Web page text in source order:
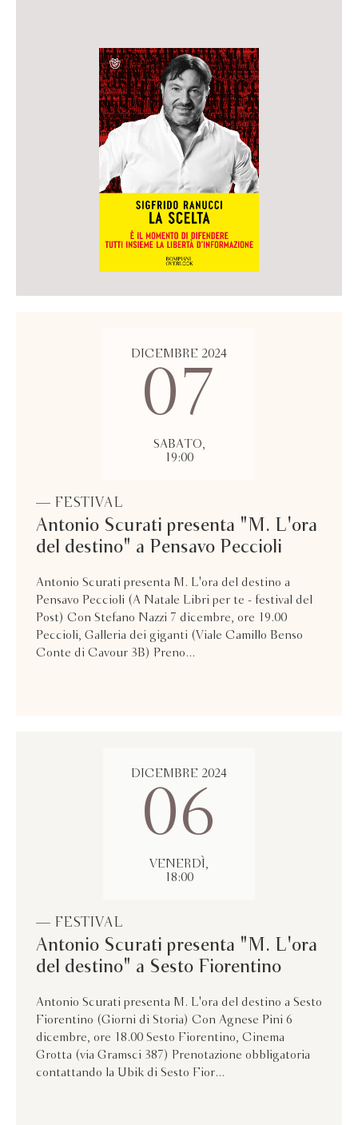
DICEMBRE 2024
07
SABATO,
19:00
— FESTIVAL
Antonio Scurati presenta "M. L'ora
del destino" a Pensavo Peccioli
Antonio Scurati presenta M. L'ora del destino a
Pensavo Peccioli (A Natale Libri per te - festival del
Post) Con Stefano Nazzi 7 dicembre, ore 19.00
Peccioli, Galleria dei giganti (Viale Camillo Benso
Conte di Cavour 3B) Preno...
DICEMBRE 2024
06
VENERDÌ,
18:00
— FESTIVAL
Antonio Scurati presenta "M. L'ora
del destino" a Sesto Fiorentino
Antonio Scurati presenta M. L'ora del destino a Sesto
Fiorentino (Giorni di Storia) Con Agnese Pini 6
dicembre, ore 18.00 Sesto Fiorentino, Cinema
Grotta (via Gramsci 387) Prenotazione obbligatoria
contattando la Ubik di Sesto Fior...